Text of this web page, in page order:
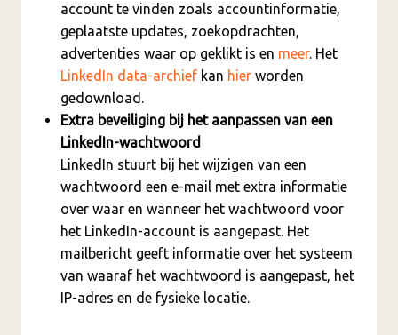
account te vinden zoals accountinformatie,
geplaatste updates, zoekopdrachten,
advertenties waar op geklikt is en meer. Het
LinkedIn data-archief kan hier worden
gedownload.
Extra beveiliging bij het aanpassen van een
LinkedIn-wachtwoord
LinkedIn stuurt bij het wijzigen van een
wachtwoord een e-mail met extra informatie
over waar en wanneer het wachtwoord voor
het LinkedIn-account is aangepast. Het
mailbericht geeft informatie over het systeem
van waaraf het wachtwoord is aangepast, het
IP-adres en de fysieke locatie.